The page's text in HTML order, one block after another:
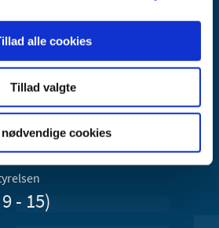
alle cookies
Tillad valgte
cookies
en del af
- 15)